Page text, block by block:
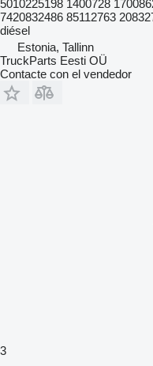
5010225198 1400728
7420832486 85112763
diésel
Estonia, Tallinn
TruckParts Eesti OÜ
Contacte con el vendedor
3